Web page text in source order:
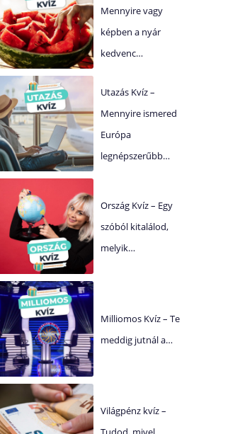
Mennyire vagy
képben a nyár
kedvenc…
Utazás Kvíz –
Mennyire ismered
Európa
legnépszerűbb…
Ország Kvíz – Egy
szóból kitalálod,
melyik…
Milliomos Kvíz – Te
meddig jutnál a…
Világpénz kvíz –